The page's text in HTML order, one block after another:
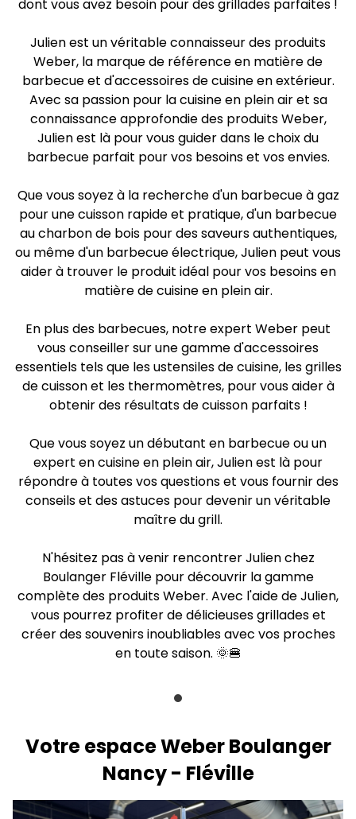
dont vous avez besoin pour des grillades parfaites !
Julien est un véritable connaisseur des produits
Weber, la marque de référence en matière de
barbecue et d'accessoires de cuisine en extérieur.
Avec sa passion pour la cuisine en plein air et sa
connaissance approfondie des produits Weber,
Julien est là pour vous guider dans le choix du
barbecue parfait pour vos besoins et vos envies.
Que vous soyez à la recherche d'un barbecue à gaz
pour une cuisson rapide et pratique, d'un barbecue
au charbon de bois pour des saveurs authentiques,
ou même d'un barbecue électrique, Julien peut vous
aider à trouver le produit idéal pour vos besoins en
matière de cuisine en plein air.
En plus des barbecues, notre expert Weber peut
vous conseiller sur une gamme d'accessoires
essentiels tels que les ustensiles de cuisine, les grilles
de cuisson et les thermomètres, pour vous aider à
obtenir des résultats de cuisson parfaits !
Que vous soyez un débutant en barbecue ou un
expert en cuisine en plein air, Julien est là pour
répondre à toutes vos questions et vous fournir des
conseils et des astuces pour devenir un véritable
maître du grill.
N'hésitez pas à venir rencontrer Julien chez
Boulanger Fléville pour découvrir la gamme
complète des produits Weber. Avec l'aide de Julien,
vous pourrez profiter de délicieuses grillades et
créer des souvenirs inoubliables avec vos proches
en toute saison. 🌞🍔
Votre espace Weber Boulanger
Nancy - Fléville